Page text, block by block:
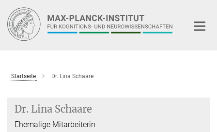
Hauptinhalt
Startseite Dr. Lina Schaare
Dr. Lina Schaare
Ehemalige Mitarbeiterin